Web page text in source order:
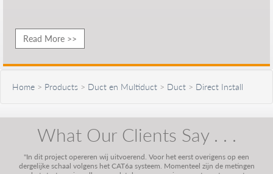
Read More >>
Home > Products > Duct en Multiduct > Duct > Direct Install
What Our Clients Say . . .
"In dit project opereren wij uitvoerend. Voor het eerst overigens op een
dergelijke schaal volgens het CAT6a systeem. Momenteel zijn de metingen